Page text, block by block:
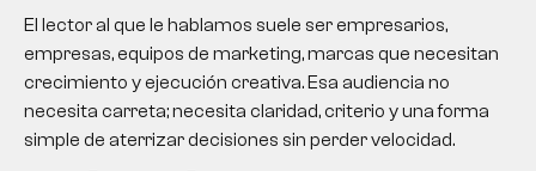
El lector al que le hablamos suele ser empresarios,
empresas, equipos de marketing, marcas que necesitan
crecimiento y ejecución creativa. Esa audiencia no
necesita carreta; necesita claridad, criterio y una forma
simple de aterrizar decisiones sin perder velocidad.